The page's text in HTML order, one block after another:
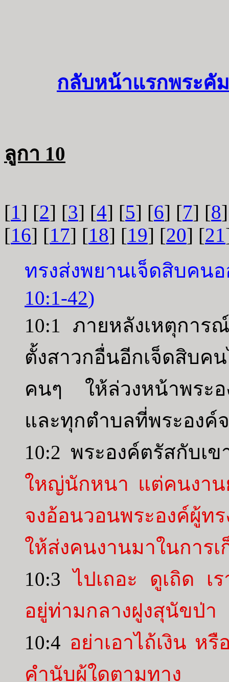
กลับหน้าแรกพระคั
ลูกา 10
[1] [2] [3] [4] [5] [6] [7] [8
[16] [17] [18] [19] [20] [21
ทรงส่งพยานเจ็ดสิบคน
10:1-42)
10:1 ภายหลังเหตุการ
ตั้งสาวกอื่นอีกเจ็ดสิบค
คนๆ ให้ล่วงหน้าพระอ
และทุกตำบลที่พระองค์
10:2 พระองค์ตรัสกับเ
ใหญ่นักหนา แต่คนงาน
จงอ้อนวอนพระองค์ผู้ทร
ให้ส่งคนงานมาในการเ
10:3ไปเถอะ ดูเถิด เ
อยู่ท่ามกลางฝูงสุนัขป่า
10:4 อย่าเอาไถ้เงิน ห
คำนับผู้ใดตามทาง